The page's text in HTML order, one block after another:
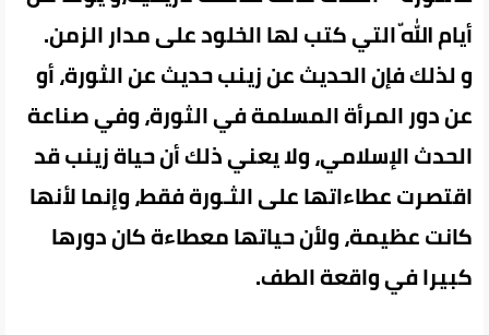
أيام اللّه التي كتب لها الخلود على مدار الزمن.
و لذلك فإن الحديث عن زينب حديث عن الثورة، أو
عن دور المرأة المسلمة في الثورة، وفي صناعة
الحدث الإسلامي، ولا يعني ذلك‌ أن حياة زينب قد
اقتصرت عطاءاتها على الثـورة فقط، وإنما لأنها
كانت عظيمة، ولأن حياتها معطاءة كان دورها
كبيرا في واقعة الطف.